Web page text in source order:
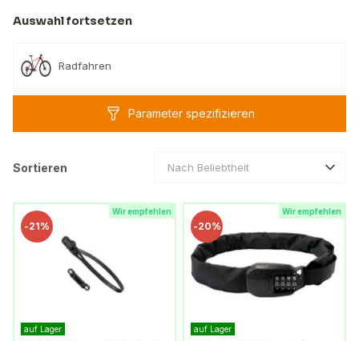
Auswahl fortsetzen
Radfahren
Parameter spezifizieren
Sortieren Nach Beliebtheit
Wir empfehlen
-21%
auf Lager
Wir empfehlen
-20%
auf Lager